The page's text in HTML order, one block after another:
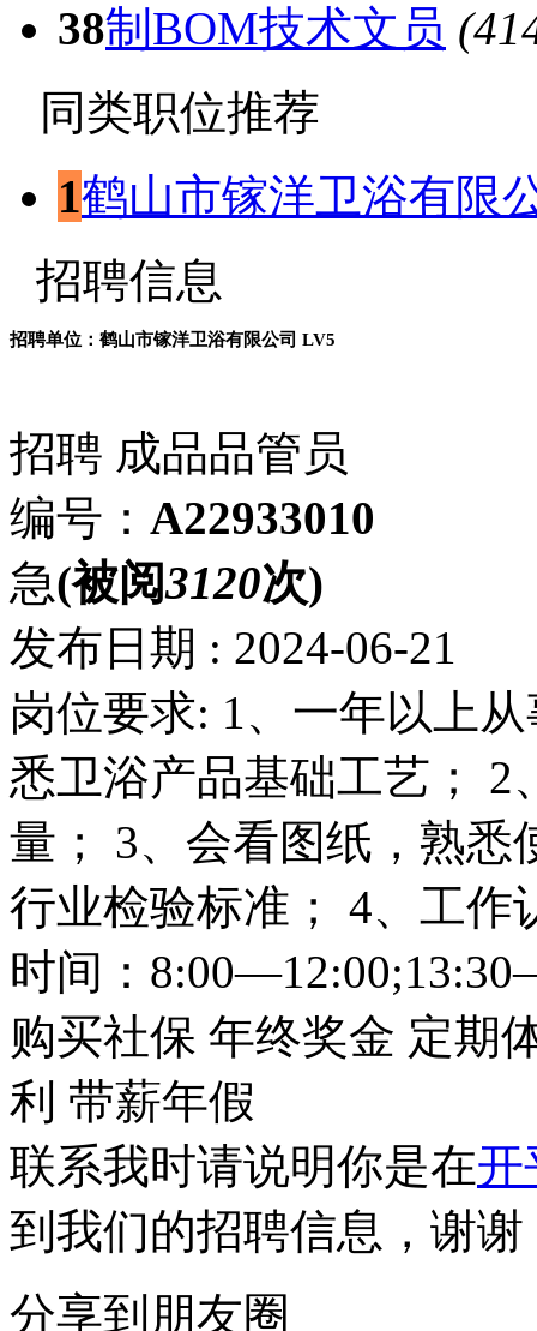
38制BOM技术文员
同类职位推荐
1鹤山市镓洋卫浴有限
招聘信息
招聘单位：鹤山市镓洋卫浴有限公司 LV5
招聘 成品品管员
编号： A22933010
急(被阅3120次)
发布日期 : 2024-06-21
岗位要求: 1、一年以上
悉卫浴产品基础工艺；
量； 3、会看图纸，熟悉
行业检验标准； 4、工作
时间：
购买社保 年终奖金 定期
利 带薪年假
联系我时请说明你是在开
到我们的招聘信息，谢谢
分享到朋友圈